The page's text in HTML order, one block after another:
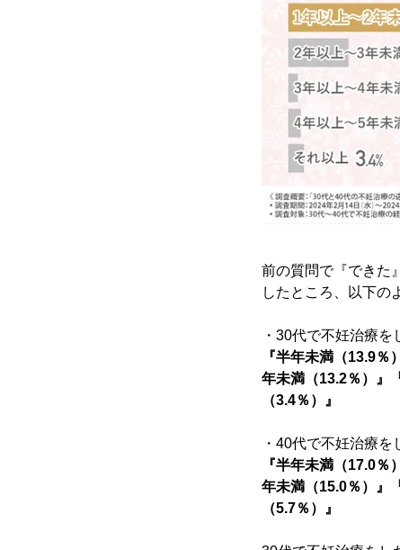
前の質問で『できた
したところ、以下の
・30代で不妊治療を
『半年未満（13.9
年未満（13.2％）』
（3.4％）』
・40代で不妊治療を
『半年未満（17.0
年未満（15.0％）』
（5.7％）』